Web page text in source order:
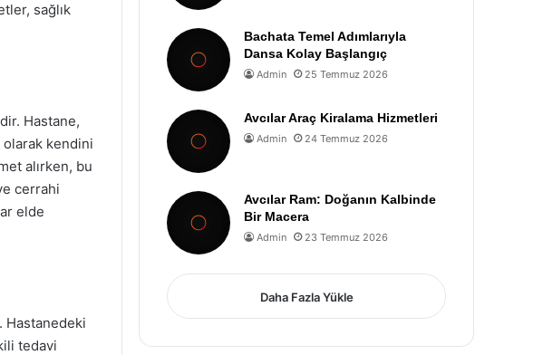
sağlık
Hastane,
kendini
alırken, bu
cerrahi
elde
Hastanedeki
tedavi
Bachata Temel Adımlarıyla
Dansa Kolay Başlangıç
Admin 25 Temmuz 2026
Avcılar Araç Kiralama Hizmetleri
Admin 24 Temmuz 2026
Avcılar Ram: Doğanın Kalbinde
Bir Macera
Admin 23 Temmuz 2026
Daha Fazla Yükle